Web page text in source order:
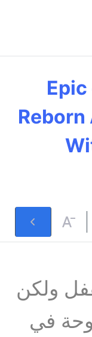
Reborn
ولكن
في